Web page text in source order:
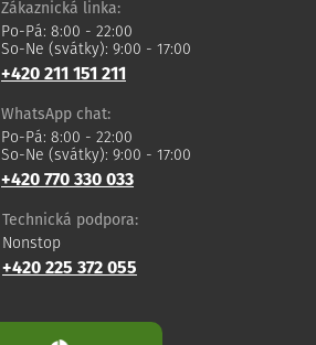
Zákaznická linka:
Po-Pá: 8:00 - 22:00
So-Ne (svátky): 9:00 - 17:00
+420 211 151 211
WhatsApp chat:
Po-Pá: 8:00 - 22:00
So-Ne (svátky): 9:00 - 17:00
+420 770 330 033
Technická podpora:
Nonstop
+420 225 372 055